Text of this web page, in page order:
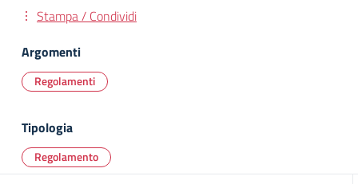
Stampa / Condividi
Argomenti
Regolamenti
Tipologia
Regolamento